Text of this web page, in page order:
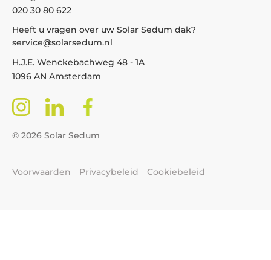
020 30 80 622
Heeft u vragen over uw Solar Sedum dak?
service@solarsedum.nl
H.J.E. Wenckebachweg 48 - 1A
1096 AN Amsterdam
© 2026 Solar Sedum
Voorwaarden Privacybeleid Cookiebeleid